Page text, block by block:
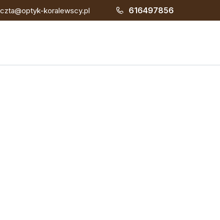
koralewscy.pl 616497856